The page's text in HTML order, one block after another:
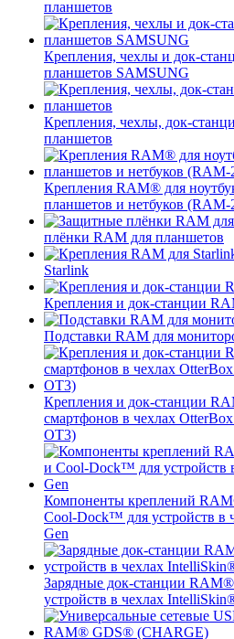
планшетов
Крепления, чехлы и док-
планшетов SAMSUNG
Крепления, чехлы, док-
планшетов
Крепления RAM® для
планшетов и нетбуков (RAM-
плёнки RAM для планшетов
Starlink
Крепления и док-станции
Подставки RAM для
Крепления и док-станции
смартфонов в чехлах
OT3)
Компоненты креплений
Cool-Dock™ для устройств в
Gen
Зарядные док-станции
устройств в чехлах